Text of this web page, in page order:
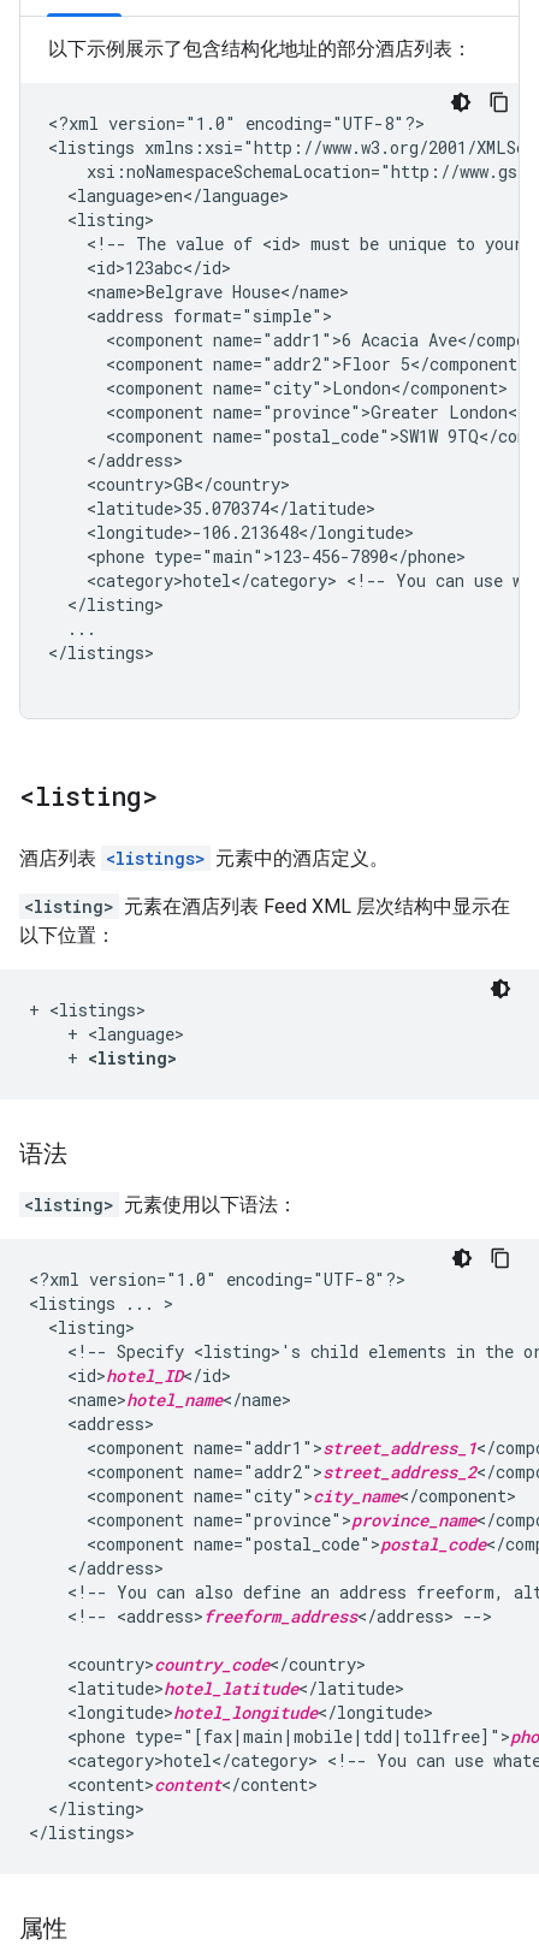
以下示例展示了包含结构化地址的部分酒店列表：
<?xml version="1.0"
encoding="UTF-8"?>
<listings
<!-- The value of <id> must be unique to your
<name>Belgrave
<address
<component name="addr1">6 Acacia
<component name="addr2">Floor
<component
<component name="province">Greater
<component name="postal_code">SW1W
<phone
<category>hotel</category> <!-- You can use
...
</listings>
<listing>
酒店列表 <listings> 元素中的酒店定义。
<listing> 元素在酒店列表 Feed XML 层次结构中显示在
以下位置：
+ <listings>
    + <language>
    +
<listing>
语法
<listing> 元素使用以下语法：
<?xml version="1.0"
encoding="UTF-8"?>
<listings
...
<!-- Specify <listing>'s child elements in the
<id>hotel_ID
<name>hotel_name
<component name="addr1">street_address_1
<component name="addr2">street_address_2
<component name="city">city_name
<component name="province">province_name
<component name="postal_code">postal_code
<!-- You can also define an address freeform,
<!-- <address>freeform_address</address> -->
<country>country_code
<latitude>hotel_latitude
<longitude>hotel_longitude
<phone type="[fax|main|mobile|tdd|tollfree]">
<category>hotel</category> <!-- You can use
<content>content
</listing>
属性